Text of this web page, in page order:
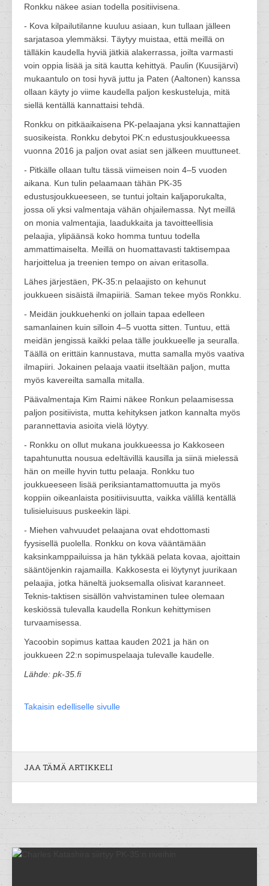
Ronkku näkee asian todella positiivisena.
- Kova kilpailutilanne kuuluu asiaan, kun tullaan jälleen
sarjatasoa ylemmäksi. Täytyy muistaa, että meillä on
tälläkin kaudella hyviä jätkiä alakerrassa, joilta varmasti
voin oppia lisää ja sitä kautta kehittyä. Paulin (Kuusijärvi)
mukaantulo on tosi hyvä juttu ja Paten (Aaltonen) kanssa
ollaan käyty jo viime kaudella paljon keskusteluja, mitä
siellä kentällä kannattaisi tehdä.
Ronkku on pitkäaikaisena PK-pelaajana yksi kannattajien
suosikeista. Ronkku debytoi PK:n edustusjoukkueessa
vuonna 2016 ja paljon ovat asiat sen jälkeen muuttuneet.
- Pitkälle ollaan tultu tässä viimeisen noin 4–5 vuoden
aikana. Kun tulin pelaamaan tähän PK-35
edustusjoukkueeseen, se tuntui joltain kaljaporukalta,
jossa oli yksi valmentaja vähän ohjailemassa. Nyt meillä
on monia valmentajia, laadukkaita ja tavoitteellisia
pelaajia, ylipäänsä koko homma tuntuu todella
ammattimaiselta. Meillä on huomattavasti taktisempaa
harjoittelua ja treenien tempo on aivan eritasolla.
Lähes järjestäen, PK-35:n pelaajisto on kehunut
joukkueen sisäistä ilmapiiriä. Saman tekee myös Ronkku.
- Meidän joukkuehenki on jollain tapaa edelleen
samanlainen kuin silloin 4–5 vuotta sitten. Tuntuu, että
meidän jengissä kaikki pelaa tälle joukkueelle ja seuralla.
Täällä on erittäin kannustava, mutta samalla myös vaativa
ilmapiiri. Jokainen pelaaja vaatii itseltään paljon, mutta
myös kavereilta samalla mitalla.
Päävalmentaja Kim Raimi näkee Ronkun pelaamisessa
paljon positiivista, mutta kehityksen jatkon kannalta myös
parannettavia asioita vielä löytyy.
- Ronkku on ollut mukana joukkueessa jo Kakkoseen
tapahtunutta nousua edeltävillä kausilla ja siinä mielessä
hän on meille hyvin tuttu pelaaja. Ronkku tuo
joukkueeseen lisää periksiantamattomuutta ja myös
koppiin oikeanlaista positiivisuutta, vaikka välillä kentällä
tulisieluisuus puskeekin läpi.
- Miehen vahvuudet pelaajana ovat ehdottomasti
fyysisellä puolella. Ronkku on kova vääntämään
kaksinkamppailuissa ja hän tykkää pelata kovaa, ajoittain
sääntöjenkin rajamailla. Kakkosesta ei löytynyt juurikaan
pelaajia, jotka häneltä juoksemalla olisivat karanneet.
Teknis-taktisen sisällön vahvistaminen tulee olemaan
keskiössä tulevalla kaudella Ronkun kehittymisen
turvaamisessa.
Yacoobin sopimus kattaa kauden 2021 ja hän on
joukkueen 22:n sopimuspelaaja tulevalle kaudelle.
Lähde: pk-35.fi
Takaisin edelliselle sivulle
JAA TÄMÄ ARTIKKELI